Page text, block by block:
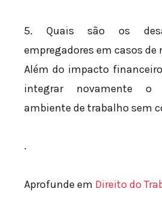
5. Quais são os
empregadores em casos de
Além do impacto
integrar novamente o
ambiente de trabalho sem
.
Aprofunde em Direito do